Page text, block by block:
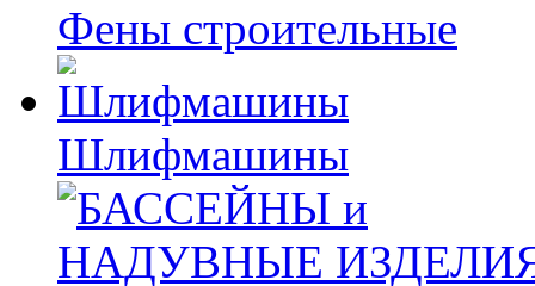
Фены строительные
Шлифмашины